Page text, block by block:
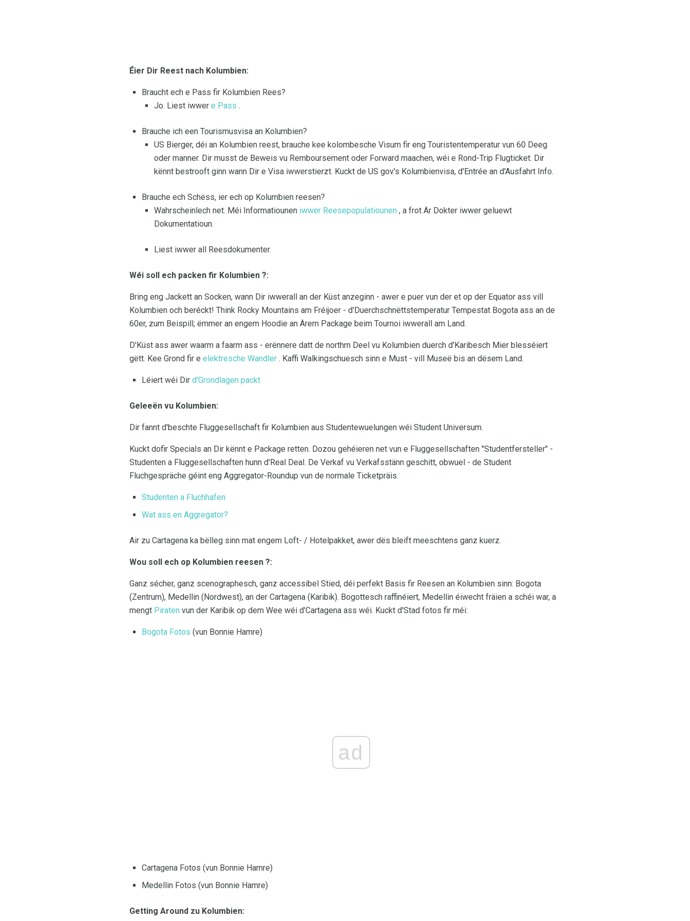
Éier Dir Reest nach Kolumbien:
Braucht ech e Pass fir Kolumbien Rees?
Jo. Liest iwwer e Pass .
Brauche ich een Tourismusvisa an Kolumbien?
US Bierger, déi an Kolumbien reest, brauche kee kolombesche Visum fir eng Touristentemperatur vun 60 Deeg
oder manner. Dir musst de Beweis vu Remboursement oder Forward maachen, wéi e Rond-Trip Flugticket. Dir
kënnt bestrooft ginn wann Dir e Visa iwwerstierzt. Kuckt de US gov's Kolumbienvisa, d'Entrée an d'Ausfahrt Info.
Brauche ech Schëss, ier ech op Kolumbien reesen?
Wahrscheinlech net. Méi Informatiounen iwwer Reesepopulatiounen , a frot Är Dokter iwwer geluewt
Dokumentatioun.
Liest iwwer all Reesdokumenter.
Wéi soll ech packen fir Kolumbien ?:
Bring eng Jackett an Socken, wann Dir iwwerall an der Küst anzeginn - awer e puer vun der et op der Equator ass vill
Kolumbien och beréckt! Think Rocky Mountains am Fréijoer - d'Duerchschnëttstemperatur Tempestat Bogota ass an de
60er, zum Beispill; ëmmer an engem Hoodie an Ärem Package beim Tournoi iwwerall am Land.
D'Küst ass awer waarm a faarm ass - erënnere datt de northrn Deel vu Kolumbien duerch d'Karibesch Mier blesséiert
gëtt. Kee Grond fir e elektresche Wandler . Kaffi Walkingschuesch sinn e Must - vill Museë bis an dësem Land.
Léiert wéi Dir d'Grondlagen packt
Geleeën vu Kolumbien:
Dir fannt d'beschte Fluggesellschaft fir Kolumbien aus Studentewuelungen wéi Student Universum.
Kuckt dofir Specials an Dir kënnt e Package retten. Dozou gehéieren net vun e Fluggesellschaften "Studentfersteller" -
Studenten a Fluggesellschaften hunn d'Real Deal. De Verkaf vu Verkafsstänn geschitt, obwuel - de Student
Fluchgespräche géint eng Aggregator-Roundup vun de normale Ticketpräis.
Studenten a Fluchhafen
Wat ass en Aggregator?
Air zu Cartagena ka bëlleg sinn mat engem Loft- / Hotelpakket, awer dës bleift meeschtens ganz kuerz.
Wou soll ech op Kolumbien reesen ?:
Ganz sécher, ganz scenographesch, ganz accessibel Stied, déi perfekt Basis fir Reesen an Kolumbien sinn: Bogota
(Zentrum), Medellin (Nordwest), an der Cartagena (Karibik). Bogottesch raffinéiert, Medellin éiwecht fräien a schéi war, a
mengt Piraten vun der Karibik op dem Wee wéi d'Cartagena ass wéi. Kuckt d'Stad fotos fir méi:
Bogota Fotos (vun Bonnie Hamre)
ad
Cartagena Fotos (vun Bonnie Hamre)
Medellin Fotos (vun Bonnie Hamre)
Getting Around zu Kolumbien: